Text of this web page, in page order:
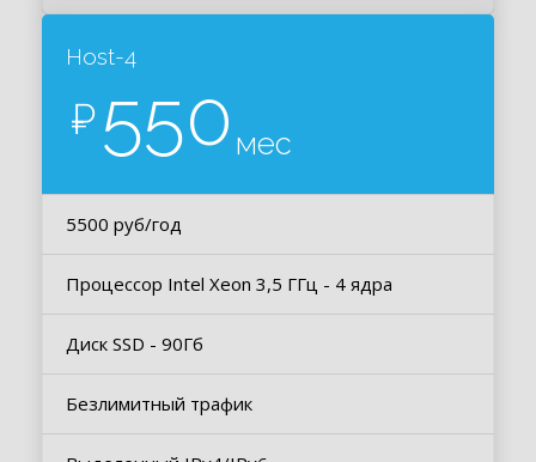
Host-4
₽550 мес
5500 руб/год
Процессор Intel Xeon 3,5 ГГц - 4 ядра
Диск SSD - 90Гб
Безлимитный трафик